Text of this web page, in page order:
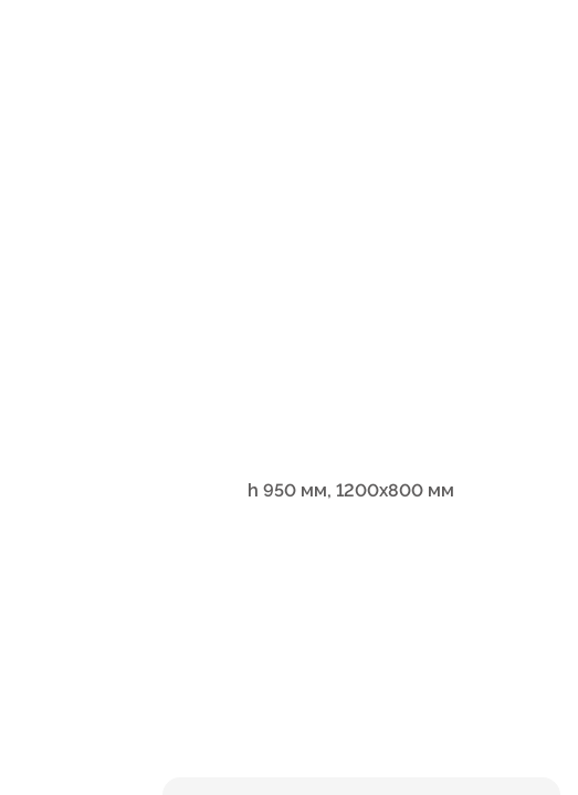
h 950 мм, 1200х800 мм